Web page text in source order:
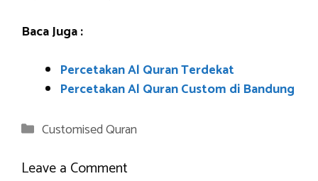
Baca Juga :
Percetakan Al Quran Terdekat
Percetakan Al Quran Custom di Bandung
Categories
Customised Quran
Leave a Comment